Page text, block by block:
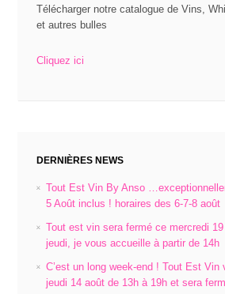
vous
accueille
partir
Télécharger notre catalogue de Vins,
et autres bulles
Cliquez ici
DERNIÈRES NEWS
Tout Est Vin By Anso
5 Août inclus ! horaires des 6-7-8 août
Tout est vin sera fermé ce mercredi
jeudi, je vous accueille à partir de 14h
C’est un long week-end ! Tout Est
jeudi 14 août de 13h à 19h et sera